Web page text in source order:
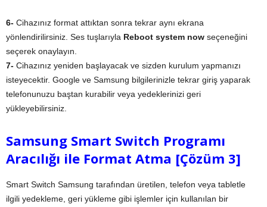
6- Cihazınız format attıktan sonra tekrar aynı ekrana
yönlendirilirsiniz. Ses tuşlarıyla Reboot system now seçeneğini
seçerek onaylayın.
7- Cihazınız yeniden başlayacak ve sizden kurulum yapmanızı
isteyecektir. Google ve Samsung bilgilerinizle tekrar giriş yaparak
telefonunuzu baştan kurabilir veya yedeklerinizi geri
yükleyebilirsiniz.
Samsung Smart Switch Programı
Aracılığı ile Format Atma [Çözüm 3]
Smart Switch Samsung tarafından üretilen, telefon veya tabletle
ilgili yedekleme, geri yükleme gibi işlemler için kullanılan bir